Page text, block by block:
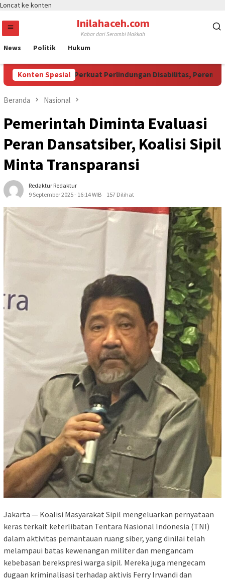
Loncat ke konten
Inilahaceh.com
Kabar dari Serambi Makkah
News Politik Hukum
Konten Spesial
Momentum Perkuat Perlindungan Disabilitas, Perempuan,
Beranda Nasional
Pemerintah Diminta Evaluasi
Peran Dansatsiber, Koalisi Sipil
Minta Transparansi
Redaktur Redaktur
9 September 2025 - 16:14 WIB
157 Dilihat
Jakarta — Koalisi Masyarakat Sipil mengeluarkan pernyataan
keras terkait keterlibatan Tentara Nasional Indonesia (TNI)
dalam aktivitas pemantauan ruang siber, yang dinilai telah
melampaui batas kewenangan militer dan mengancam
kebebasan berekspresi warga sipil. Mereka juga mengecam
dugaan kriminalisasi terhadap aktivis Ferry Irwandi dan